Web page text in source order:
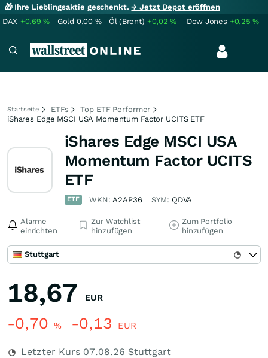
🎁 Ihre Lieblingsaktie geschenkt.→ Jetzt Depot eröffnen
DAX +0,69% Gold 0,00 % Öl (Brent) +0,02% Dow Jones +0,25%
Startseite ETFs
Top ETF Performer
iShares Edge MSCI USA Momentum Factor UCITS ETF
iShares Edge MSCI USA
Momentum Factor UCITS
ETF
ETF WKN:A2AP36 SYM: QDVA
Alarme
einrichten
Zur Watchlist
hinzufügen
Zum Portfolio
hinzufügen
Stuttgart
18,67 EUR
-0,70 % -0,13 EUR
Letzter Kurs 07.08.26 Stuttgart